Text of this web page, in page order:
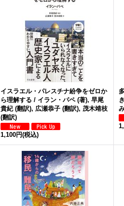
イスラエル・パレスチナ紛争をゼロか
ら理解する / イラン・パペ (著), 早尾
貴紀 (翻訳), 広瀬恭子 (翻訳), 茂木靖枝
(翻訳)
1,100円(税込)